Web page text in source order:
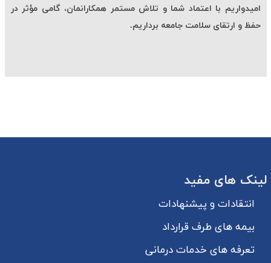
امیدواریم با اعتماد شما و تلاش مستمر همکارانمان، گامی مؤثر در
حفظ و ارتقای سلامت جامعه برداریم.
لینک های مفید
انتقادات و پیشنهادات
بیمه های طرف قرارداد
تعرفه های خدمات درمانی